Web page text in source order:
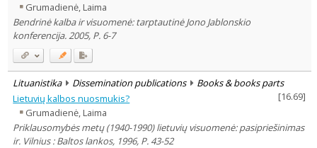
Subject area:
Linguistics 29
Text language
Country of publication
Historical periods
Lithuanian place names
Subject
Journal
Grumadienė, Laima
Bendrinė kalba ir visuomenė: tarptautinė Jono Jablonskio
konferencija. 2005, P. 6-7
Lituanistika Dissemination publications
Books & books parts
[16.69]
Lietuvių kalbos nuosmukis?
Grumadienė, Laima
Priklausomybės metų (1940-1990) lietuvių visuomenė: pasipriešinimas
ir. Vilnius : Baltos lankos, 1996, P. 43-52